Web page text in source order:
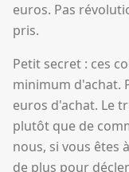
euros. Pas
pris.
Petit secret : ces
minimum d'achat.
euros d'achat. Le
plutôt que de
nous, si vous êtes
de plus pour